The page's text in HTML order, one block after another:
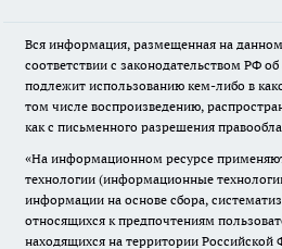
Вся информация, размещенная на данном
соответствии с законодательством РФ
подлежит использованию кем-либо в
том числе воспроизведению,
как с письменного разрешения
«На информационном ресурсе
технологии (информационные
информации на основе сбора,
относящихся к предпочтениям
находящихся на территории Российской